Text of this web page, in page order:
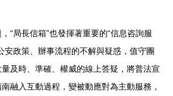
“局長信箱”也發揮著重要的“信息咨詢服
安政策、辦事流程的不解與疑惑，值守團
及時、準確、權威的線上答疑，將普法宣
融入互動過程，變被動應對為主動服務，